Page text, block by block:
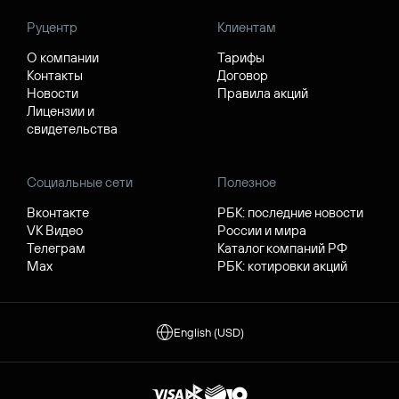
Руцентр
О компании
Контакты
Новости
Лицензии и
свидетельства
Клиентам
Тарифы
Договор
Правила акций
Социальные сети
Вконтакте
VK Видео
Телеграм
Max
Полезное
РБК: последние новости
России и мира
Каталог компаний РФ
РБК: котировки акций
English (USD)